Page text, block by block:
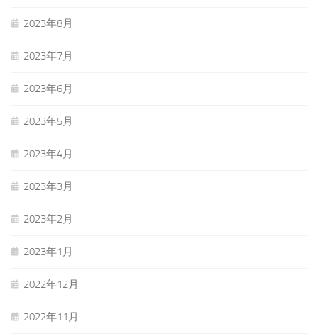
2023年8月
2023年7月
2023年6月
2023年5月
2023年4月
2023年3月
2023年2月
2023年1月
2022年12月
2022年11月